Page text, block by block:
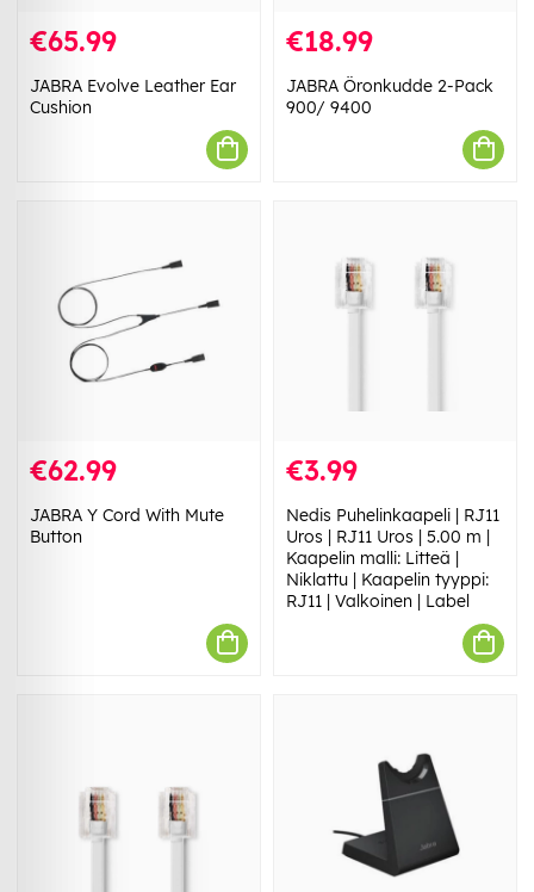
€65.99
JABRA Evolve Leather Ear
Cushion
€18.99
JABRA Öronkudde 2-Pack
900/ 9400
€62.99
JABRA Y Cord With Mute
Button
€3.99
Nedis Puhelinkaapeli | RJ11
Uros | RJ11 Uros | 5.00 m |
Kaapelin malli: Litteä |
Niklattu | Kaapelin tyyppi:
RJ11 | Valkoinen | Label